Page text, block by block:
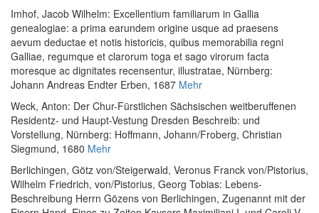
Imhof, Jacob Wilhelm: Excellentium familiarum in Gallia
genealogiae: a prima earundem origine usque ad praesens
aevum deductae et notis historicis, quibus memorabilia regni
Galliae, regumque et clarorum toga et sago virorum facta
moresque ac dignitates recensentur, illustratae, Nürnberg:
Johann Andreas Endter Erben, 1687 Mehr
Weck, Anton: Der Chur-Fürstlichen Sächsischen weitberuffenen
Residentz- und Haupt-Vestung Dresden Beschreib: und
Vorstellung, Nürnberg: Hoffmann, Johann/Froberg, Christian
Siegmund, 1680 Mehr
Berlichingen, Götz von/Steigerwald, Veronus Franck von/Pistorius,
Wilhelm Friedrich, von/Pistorius, Georg Tobias: Lebens-
Beschreibung Herrn Gözens von Berlichingen, Zugenannt mit der